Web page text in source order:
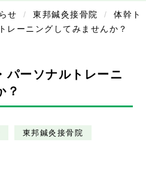
せ 東邦鍼灸接骨院
体幹ト
レーニングしてみませんか？
パーソナルトレーニ
？
東邦鍼灸接骨院